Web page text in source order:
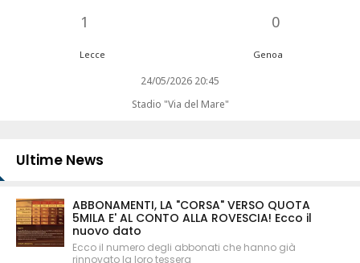
1 0
Lecce Genoa
24/05/2026 20:45
Stadio "Via del Mare"
Ultime News
ABBONAMENTI, LA "CORSA" VERSO QUOTA
5MILA E' AL CONTO ALLA ROVESCIA! Ecco il
nuovo dato
Ecco il numero degli abbonati che hanno già
rinnovato la loro tessera